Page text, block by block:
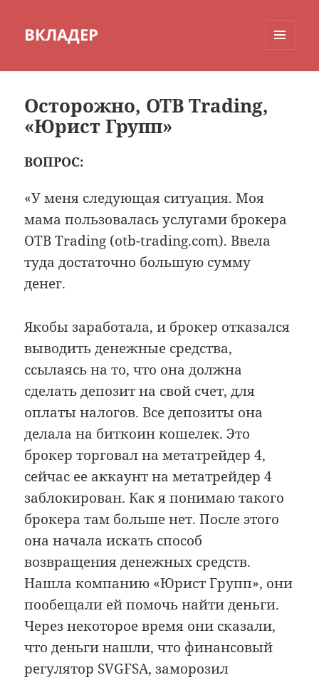
ВКЛАДЕР
Осторожно, OTB Trading,
«Юрист Групп»
ВОПРОС:
«У меня следующая ситуация. Моя
мама пользовалась услугами брокера
OTB Trading (otb-trading.com). Ввела
туда достаточно большую сумму
денег.
Якобы заработала, и брокер отказался
выводить денежные средства,
ссылаясь на то, что она должна
сделать депозит на свой счет, для
оплаты налогов. Все депозиты она
делала на биткоин кошелек. Это
брокер торговал на метатрейдер 4,
сейчас ее аккаунт на метатрейдер 4
заблокирован. Как я понимаю такого
брокера там больше нет. После этого
она начала искать способ
возвращения денежных средств.
Нашла компанию «Юрист Групп», они
пообещали ей помочь найти деньги.
Через некоторое время они сказали,
что деньги нашли, что финансовый
регулятор SVGFSA, заморозил